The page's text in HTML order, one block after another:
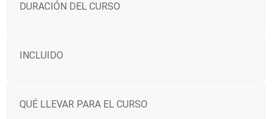
DURACIÓN DEL CURSO
INCLUIDO
QUÉ LLEVAR PARA EL CURSO